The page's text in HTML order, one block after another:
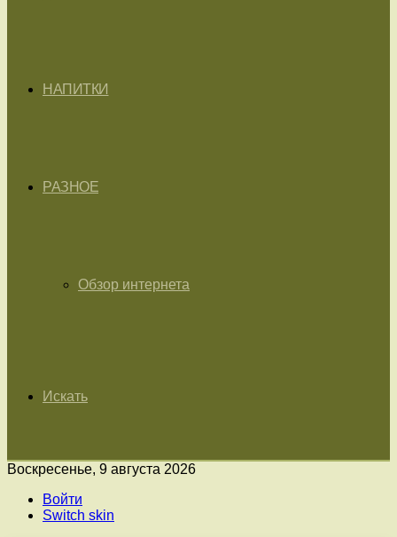
НАПИТКИ
РАЗНОЕ
Обзор интернета
Искать
Воскресенье, 9 августа 2026
Войти
Switch skin